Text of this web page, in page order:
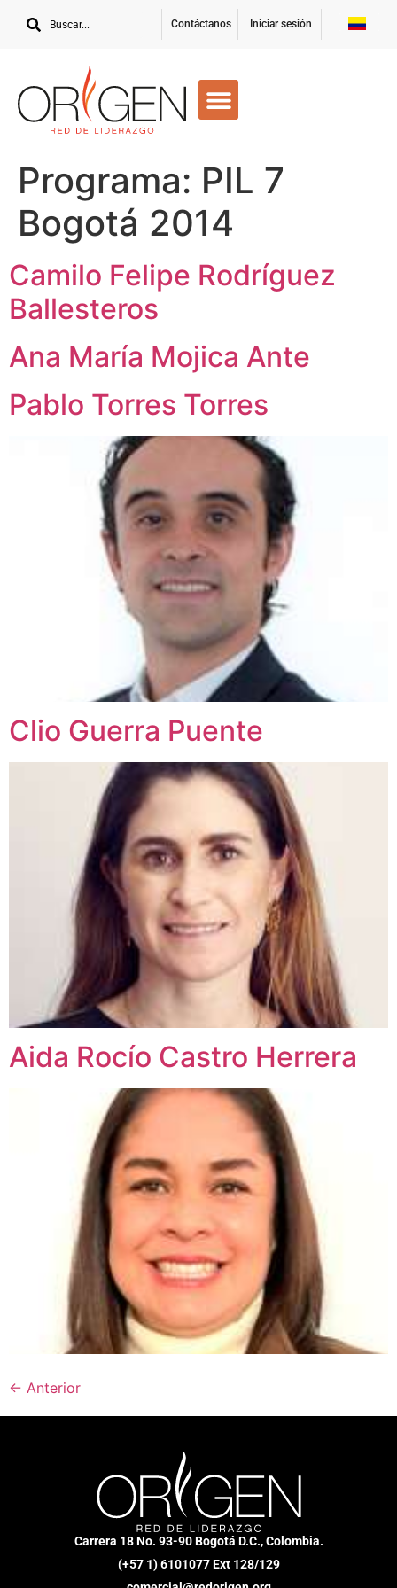
Contáctanos Iniciar sesión
Programa: PIL 7
Bogotá 2014
Camilo Felipe Rodríguez
Ballesteros
Ana María Mojica Ante
Pablo Torres Torres
Clio Guerra Puente
Aida Rocío Castro Herrera
← Anterior
Carrera 18 No. 93-90 Bogotá D.C., Colombia.
(+57 1) 6101077 Ext 128/129